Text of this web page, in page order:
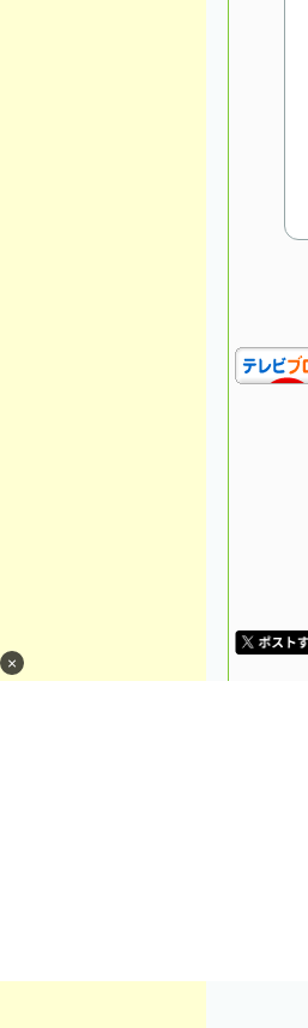
[NHK
×